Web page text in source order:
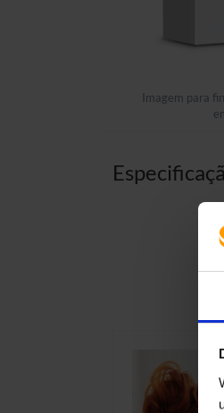
Imagem para